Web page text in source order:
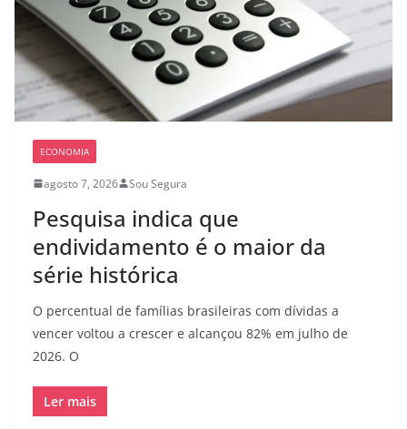
ECONOMIA
agosto 7, 2026 Sou Segura
Pesquisa indica que
endividamento é o maior da
série histórica
O percentual de famílias brasileiras com dívidas a
vencer voltou a crescer e alcançou 82% em julho de
2026. O
Ler mais